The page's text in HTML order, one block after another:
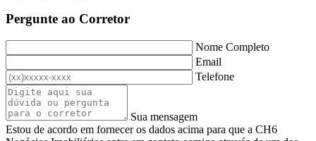
Pergunte ao Corretor
Nome Completo
Email
Telefone
Sua mensagem
Estou de acordo em fornecer os dados acima para que a CH6